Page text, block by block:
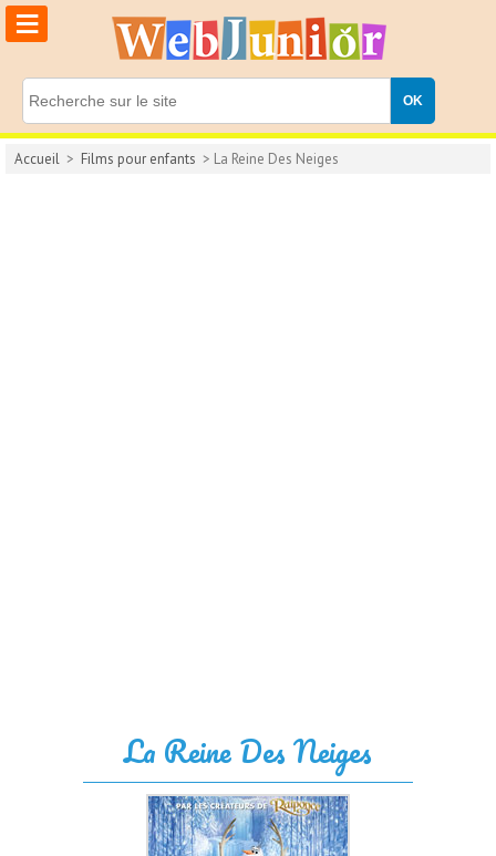
≡
Accueil > Films pour enfants > La Reine Des Neiges
La Reine Des Neiges